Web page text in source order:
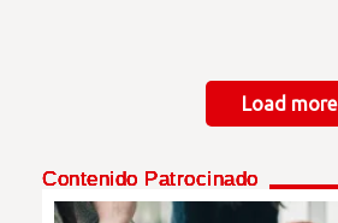
Load more
Contenido Patrocinado